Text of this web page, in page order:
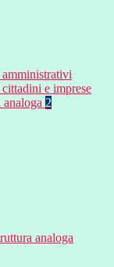
e imprese
2
analoga